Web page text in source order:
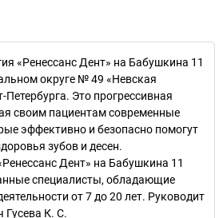
«Ренессанс Дент» на Бабушкина 11
округе № 49 «Невская
Петербурга. Это прогрессивная
своим пациентам современные
эффективно и безопасно помогут
зубов и десен.
Дент» на Бабушкина 11
специалисты, обладающие
от 7 до 20 лет. Руководит
Гусева К. С.